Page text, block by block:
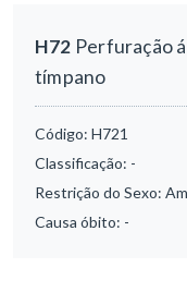
H72 Perfuração
tímpano
Código: H721
Classificação: -
Restrição do Sexo:
Causa óbito: -